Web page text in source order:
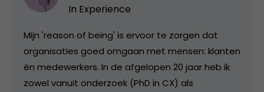
In Experience
Mijn 'reason of being' is ervoor te zorgen dat
organisaties goed omgaan met mensen: klanten
én medewerkers. In de afgelopen 20 jaar heb ik
zowel vanuit onderzoek (PhD in CX) als